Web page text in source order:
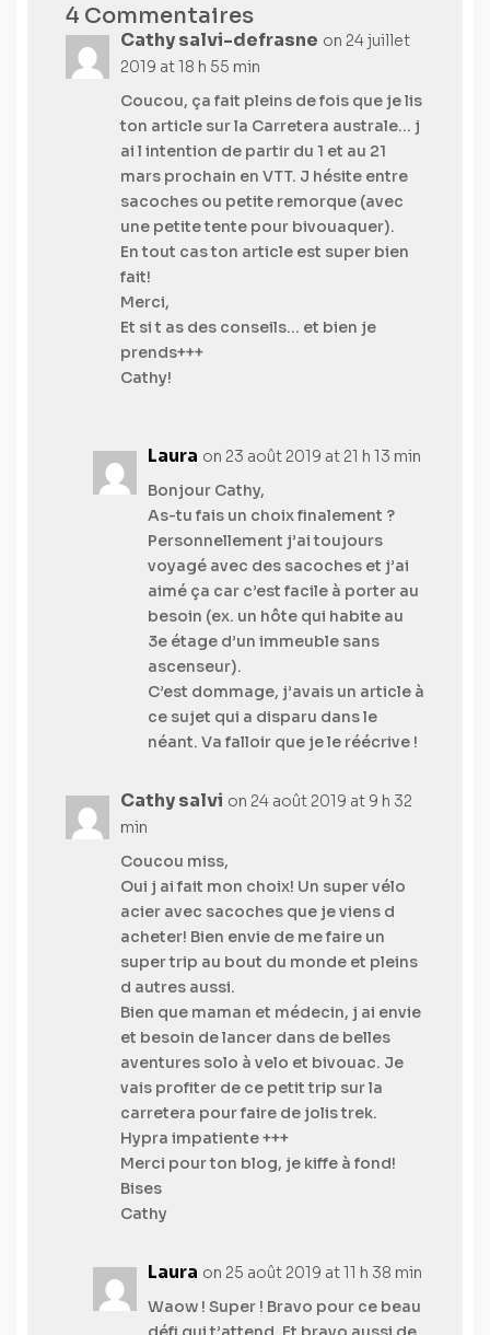
4 Commentaires
Cathy salvi-defrasne on 24 juillet
2019 at 18 h 55 min
Coucou, ça fait pleins de fois que je lis
ton article sur la Carretera australe… j
ai l intention de partir du 1 et au 21
mars prochain en VTT. J hésite entre
sacoches ou petite remorque (avec
une petite tente pour bivouaquer).
En tout cas ton article est super bien
fait!
Merci,
Et si t as des conseils… et bien je
prends+++
Cathy!
Laura on 23 août 2019 at 21 h 13 min
Bonjour Cathy,
As-tu fais un choix finalement ?
Personnellement j’ai toujours
voyagé avec des sacoches et j’ai
aimé ça car c’est facile à porter au
besoin (ex. un hôte qui habite au
3e étage d’un immeuble sans
ascenseur).
C’est dommage, j’avais un article à
ce sujet qui a disparu dans le
néant. Va falloir que je le réécrive !
Cathy salvi on 24 août 2019 at 9 h 32
min
Coucou miss,
Oui j ai fait mon choix! Un super vélo
acier avec sacoches que je viens d
acheter! Bien envie de me faire un
super trip au bout du monde et pleins
d autres aussi.
Bien que maman et médecin, j ai envie
et besoin de lancer dans de belles
aventures solo à velo et bivouac. Je
vais profiter de ce petit trip sur la
carretera pour faire de jolis trek.
Hypra impatiente +++
Merci pour ton blog, je kiffe à fond!
Bises
Cathy
Laura on 25 août 2019 at 11 h 38 min
Waow ! Super ! Bravo pour ce beau